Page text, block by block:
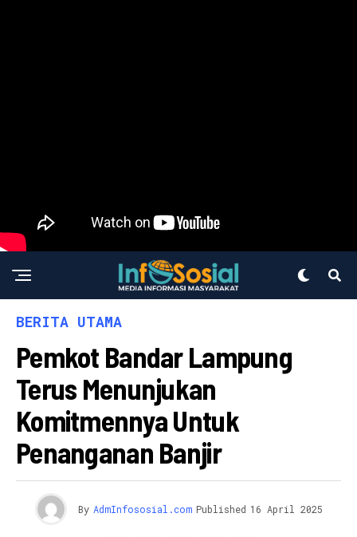
BERITA UTAMA
Pemkot Bandar Lampung
Terus Menunjukan
Komitmennya Untuk
Penanganan Banjir
By AdmInfososial.com Published 16 April 2025